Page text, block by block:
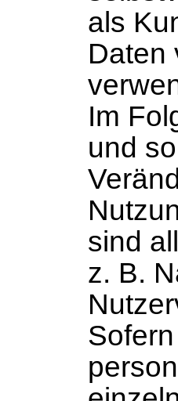
als
Daten
Im
und
sind
z. B.